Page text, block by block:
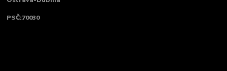
PSČ:70030